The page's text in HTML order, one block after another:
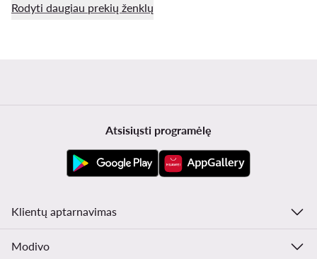
Rodyti daugiau prekių ženklų
Atsisiųsti programėlę
Klientų aptarnavimas
Modivo